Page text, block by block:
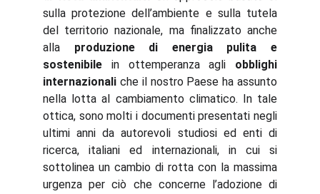
sulla protezione dell’ambiente e sulla tutela
del territorio nazionale, ma finalizzato anche
alla produzione di energia pulita e
sostenibile in ottemperanza agli obblighi
internazionali che il nostro Paese ha assunto
nella lotta al cambiamento climatico. In tale
ottica, sono molti i documenti presentati negli
ultimi anni da autorevoli studiosi ed enti di
ricerca, italiani ed internazionali, in cui si
sottolinea un cambio di rotta con la massima
urgenza per ciò che concerne l’adozione di